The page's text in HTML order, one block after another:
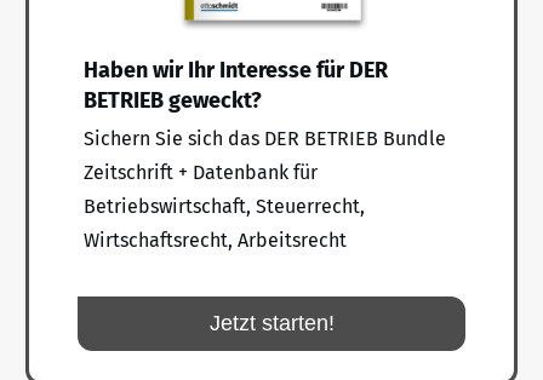
Haben wir Ihr Interesse für DER
BETRIEB geweckt?
Sichern Sie sich das DER BETRIEB Bundle
Zeitschrift + Datenbank für
Betriebswirtschaft, Steuerrecht,
Wirtschaftsrecht, Arbeitsrecht
Jetzt starten!